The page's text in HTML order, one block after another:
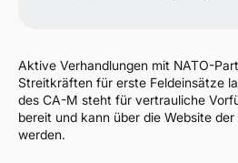
Aktive Verhandlungen mit NATO-
Streitkräften für erste Feldeinsätze
des CA-M steht für vertrauliche
bereit und kann über die Website
werden.